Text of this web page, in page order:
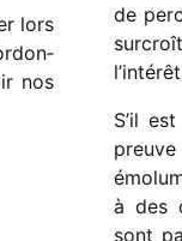
lors
nos
de
S’il
à des
sont